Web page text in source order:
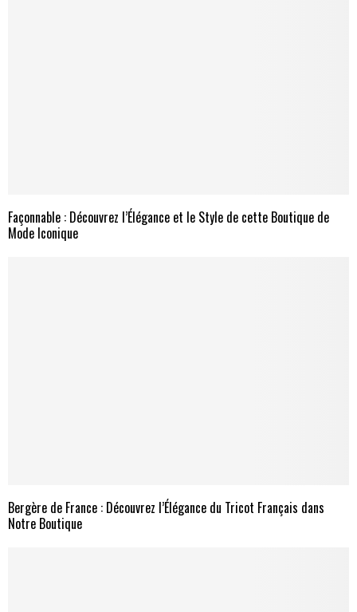
Façonnable : Découvrez l’Élégance et le Style de cette Boutique de
Mode Iconique
Bergère de France : Découvrez l’Élégance du Tricot Français dans
Notre Boutique